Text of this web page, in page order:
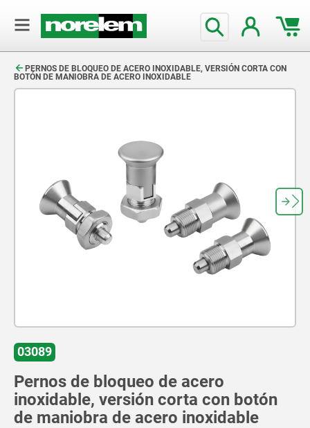
PERNOS DE BLOQUEO DE ACERO INOXIDABLE, VERSIÓN CORTA CON
BOTÓN DE MANIOBRA DE ACERO INOXIDABLE
03089
Pernos de bloqueo de acero
inoxidable, versión corta con botón
de maniobra de acero inoxidable